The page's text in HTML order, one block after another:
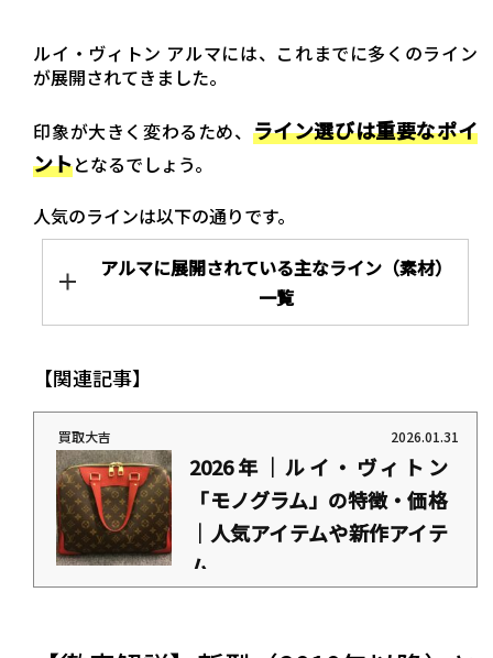
ルイ・ヴィトン アルマには、これまでに多くのライン
が展開されてきました。
印象が大きく変わるため、 ライン選びは重要なポイ
ントとなるでしょう。
人気のラインは以下の通りです。
アルマに展開されている主なライン（素材）
一覧
【関連記事】
買取大吉 2026.01.31
2026年｜ルイ・ヴィトン
「モノグラム」の特徴・価格
｜人気アイテムや新作アイテ
ム...
https://daikichi-kaitori.jp/column/louisvuitton-monoguramu